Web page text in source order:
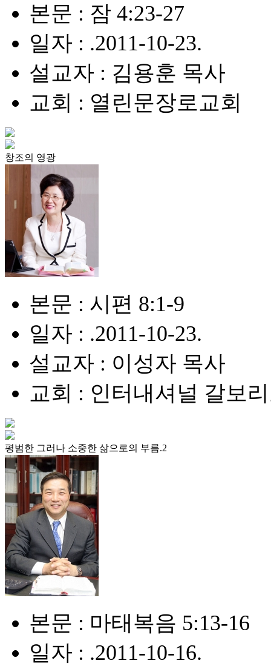
본문 : 잠 4:23-27
일자 : .2011-10-23.
설교자 : 김용훈 목사
교회 : 열린문장로교회
창조의 영광
본문 : 시편 8:1-9
일자 : .2011-10-23.
설교자 : 이성자 목사
교회 : 인터내셔널 갈보
평범한 그러나 소중한 삶으로의 부름.2
본문 : 마태복음 5:13-16
일자 : .2011-10-16.